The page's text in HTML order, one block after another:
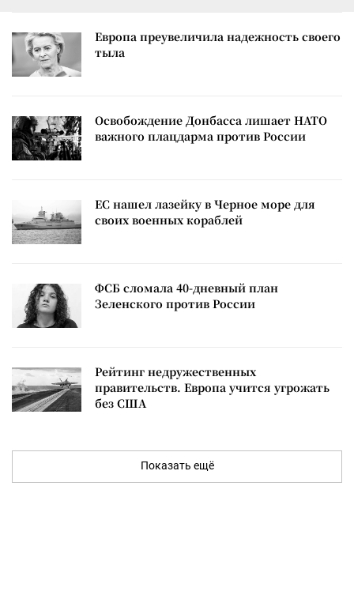
Европа преувеличила надежность своего
тыла
Освобождение Донбасса лишает НАТО
важного плацдарма против России
ЕС нашел лазейку в Черное море для
своих военных кораблей
ФСБ сломала 40-дневный план
Зеленского против России
Рейтинг недружественных
правительств. Европа учится угрожать
без США
Показать ещё